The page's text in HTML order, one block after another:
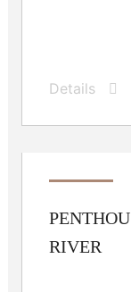
Details
RIVER